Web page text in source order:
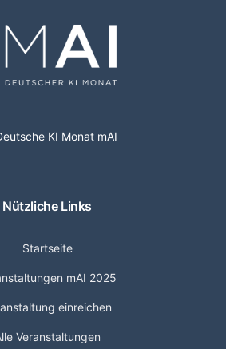
KI Monat mAI
Nützliche Links
Startseite
mAI 2025
einreichen
Veranstaltungen